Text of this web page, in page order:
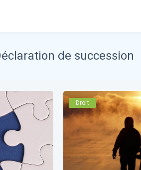
de succession
Droit